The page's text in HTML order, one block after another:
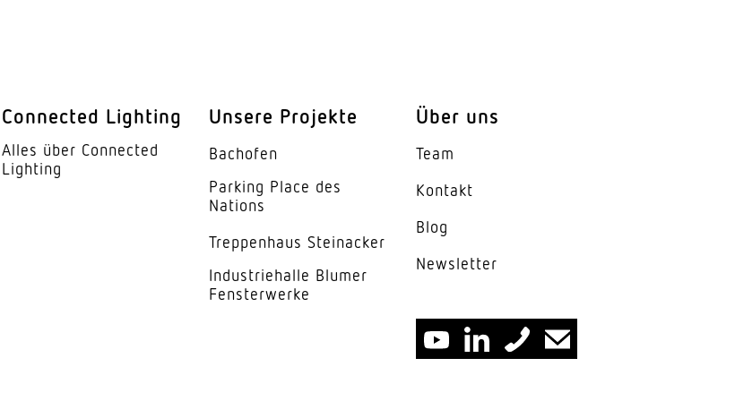
Connected Lighting
Alles über Connected
Lighting
Unsere Projekte
Bachofen
Parking Place des
Nations
Trep­penhaus Steinacker
Indus­trie­halle Blumer
Fensterwerke
Über uns
Team
Kontakt
Blog
News­letter